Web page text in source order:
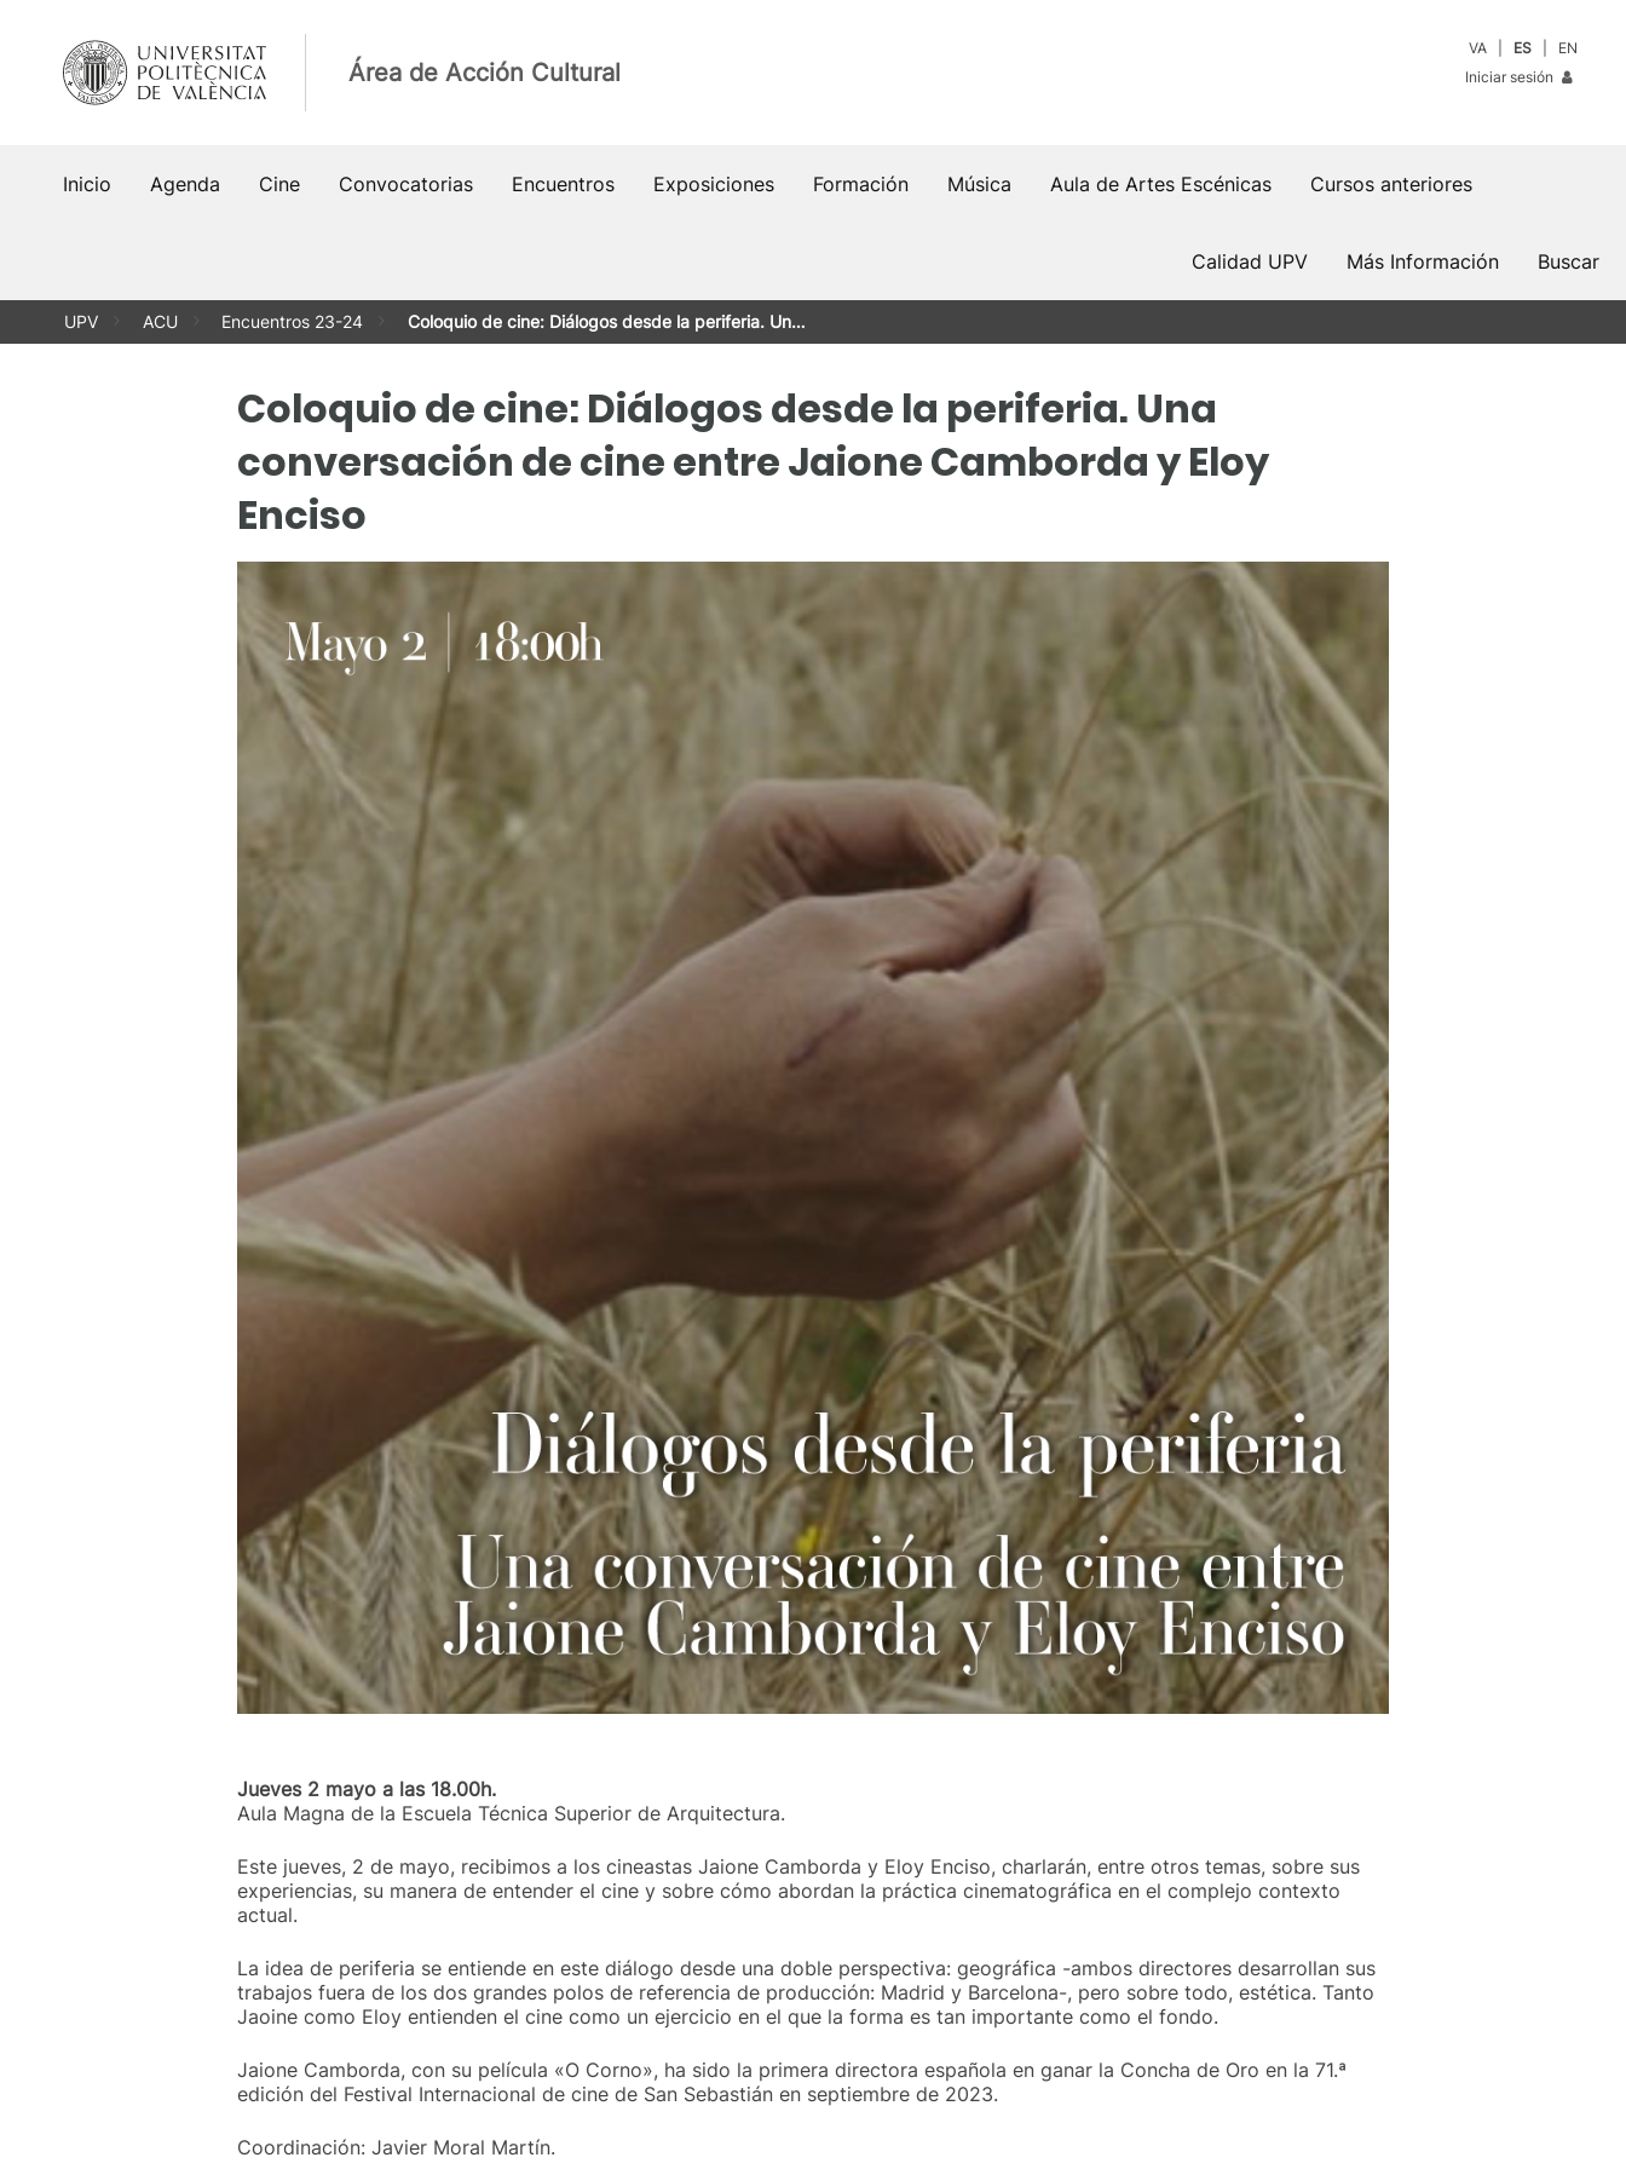
contenido
Área de Acción Cultural
VA ES
EN
Iniciar sesión
Inicio Agenda Cine Convocatorias Encuentros Exposiciones Formación Música Aula de Artes Escénicas Cursos anteriores
Buscar
Más Información
Calidad UPV
UPV ACU Encuentros 23-24 Coloquio de cine: Diálogos desde la periferia. Un…
Coloquio de cine: Diálogos desde la periferia. Una
conversación de cine entre Jaione Camborda y Eloy
Enciso
Jueves 2 mayo a las 18.00h.
Aula Magna de la Escuela Técnica Superior de Arquitectura.
Este jueves, 2 de mayo, recibimos a los cineastas Jaione Camborda y Eloy Enciso, charlarán, entre otros temas, sobre sus
experiencias, su manera de entender el cine y sobre cómo abordan la práctica cinematográfica en el complejo contexto
actual.
La idea de periferia se entiende en este diálogo desde una doble perspectiva: geográfica -ambos directores desarrollan sus
trabajos fuera de los dos grandes polos de referencia de producción: Madrid y Barcelona-, pero sobre todo, estética. Tanto
Jaoine como Eloy entienden el cine como un ejercicio en el que la forma es tan importante como el fondo.
Jaione Camborda, con su película «O Corno», ha sido la primera directora española en ganar la Concha de Oro en la 71.ª
edición del Festival Internacional de cine de San Sebastián en septiembre de 2023.
Coordinación: Javier Moral Martín.